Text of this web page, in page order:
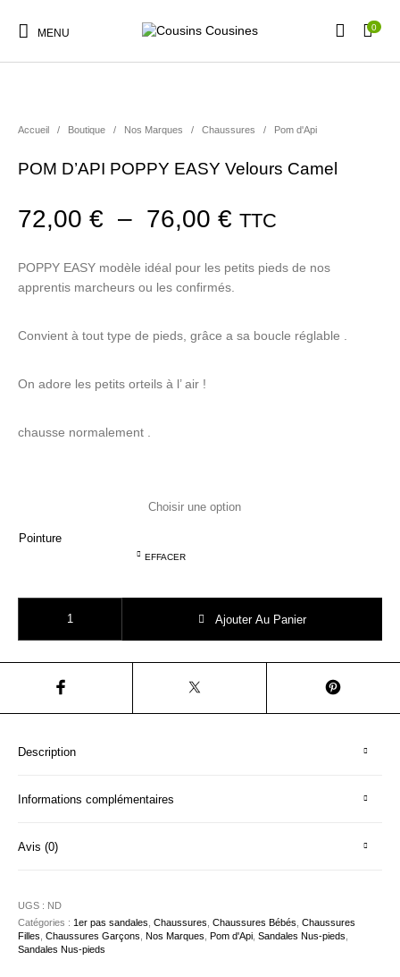
MENU 0
Nouveautés Promotions Chaussures Vêtements Filles
NOUVEAUTÉS PROMO !
Accueil / Boutique / Nos Marques / Chaussures / Pom d'Api
POM D’API POPPY EASY Velours Camel
72,00€ – 76,00€ Plage de prix
TTC
POPPY EASY modèle idéal pour les petits pieds de nos
apprentis marcheurs ou les confirmés.
Convient à tout type de pieds, grâce a sa boucle réglable .
On adore les petits orteils à l’ air !
chausse normalement .
Pointure
EFFACER
Ajouter Au Panier
Description
Informations complémentaires
Avis (0)
UGS : ND
Catégories :1er pas sandales,Chaussures,Chaussures Bébés,Chaussures
Filles,Chaussures Garçons, Nos Marques, Pom d'Api,Sandales Nus-pieds,
Sandales Nus-pieds